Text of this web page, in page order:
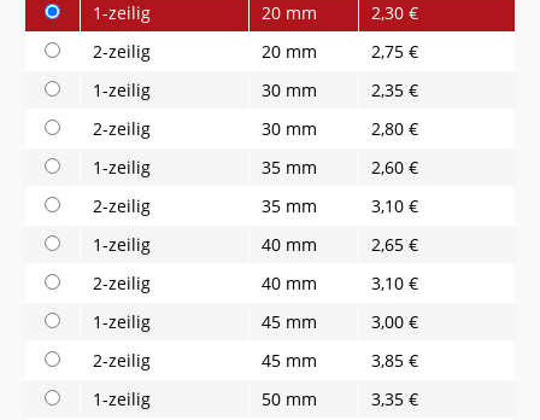
1-zeilig
20 mm
2,30 €
2-zeilig
20 mm
2,75 €
1-zeilig
30 mm
2,35 €
2-zeilig
30 mm
2,80 €
1-zeilig
35 mm
2,60 €
2-zeilig
35 mm
3,10 €
1-zeilig
40 mm
2,65 €
2-zeilig
40 mm
3,10 €
1-zeilig
45 mm
3,00 €
2-zeilig
45 mm
3,85 €
1-zeilig
50 mm
3,35 €